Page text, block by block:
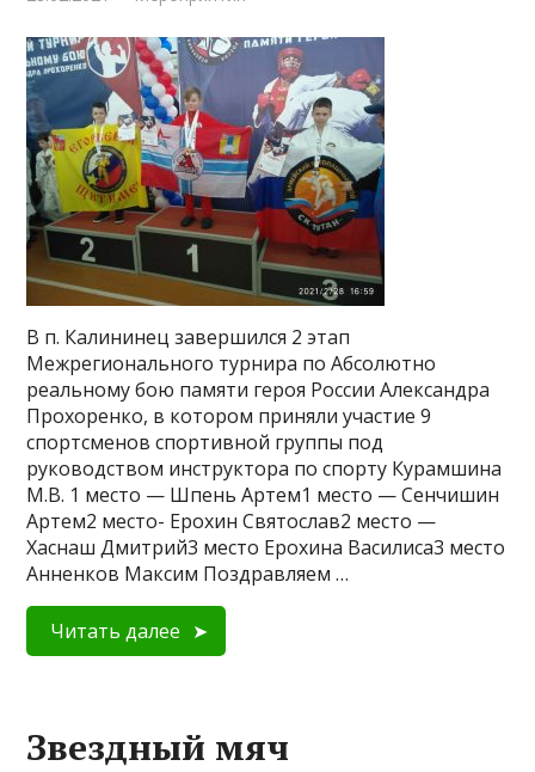
В п. Калининец завершился 2 этап
Межрегионального турнира по Абсолютно
реальному бою памяти героя России Александра
Прохоренко, в котором приняли участие 9
спортсменов спортивной группы под
руководством инструктора по спорту Курамшина
М.В. 1 место — Шпень Артем1 место — Сенчишин
Артем2 место- Ерохин Святослав2 место —
Хаснаш Дмитрий3 место Ерохина Василиса3 место
Анненков Максим Поздравляем …
Читать далее
Звездный мяч